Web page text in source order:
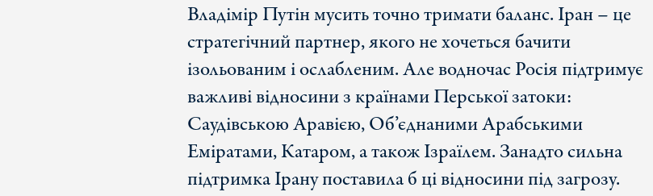
Владімір Путін мусить точно тримати баланс. Іран – це
стратегічний партнер, якого не хочеться бачити
ізольованим і ослабленим. Але водночас Росія підтримує
важливі відносини з країнами Перської затоки:
Саудівською Аравією, Об’єднаними Арабськими
Еміратами, Катаром, а також Ізраїлем. Занадто сильна
підтримка Ірану поставила б ці відносини під загрозу.